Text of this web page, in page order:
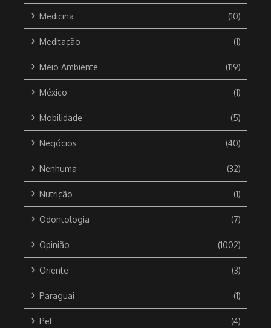
Medicina (10)
Meditação (1)
Meio Ambiente (119)
México (1)
Mobilidade (5)
Negócios (40)
Nenhuma (32)
Nutrição (1)
Odontologia (7)
Opinião (1002)
Oriente (3)
Paraguai (1)
Pet (4)